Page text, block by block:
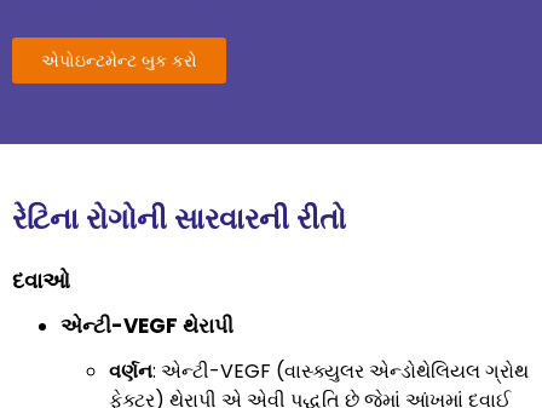
એપોઇન્ટમેન્ટ બુક કરો
રેટિના રોગોની સારવારની રીતો
દવાઓ
એન્ટી-VEGF થેરાપી
વર્ણન: એન્ટી-VEGF (વાસ્ક્યુલર એન્ડોથેલિયલ ગ્રોથ
ફેક્ટર) થેરાપી એ એવી પદ્ધતિ છે જેમાં આંખમાં દવાઈ